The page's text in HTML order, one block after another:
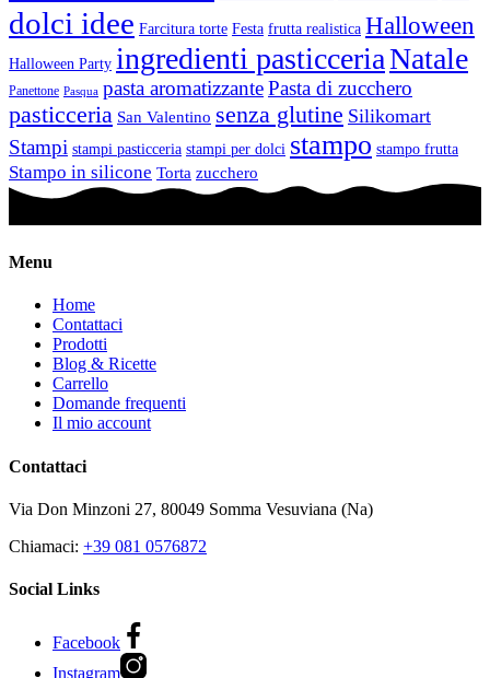
dolci idee Farcitura torte Festa frutta realistica Halloween
Halloween Party ingredienti pasticceriaNatale
Panettone Pasqua pasta aromatizzantePasta di zucchero
pasticceria San Valentino senza glutine Silikomart
Stampi stampi pasticceria stampi per dolci stampo stampo frutta
Stampo in silicone Torta zucchero
Menu
Home
Contattaci
Prodotti
Blog & Ricette
Carrello
Domande frequenti
Il mio account
Contattaci
Via Don Minzoni 27, 80049 Somma Vesuviana (Na)
Chiamaci: +39 081 0576872
Social Links
Facebook
Instagram